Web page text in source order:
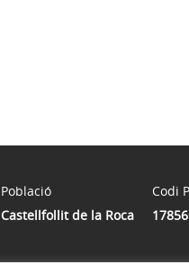
Població
Castellfollit de la Roca
Codi
17856